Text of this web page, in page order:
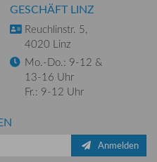
GESCHÄFT LINZ
Reuchlinstr. 5,
4020 Linz
Mo.-Do.: 9-12 &
13-16 Uhr
Fr.: 9-12 Uhr
Anmelden